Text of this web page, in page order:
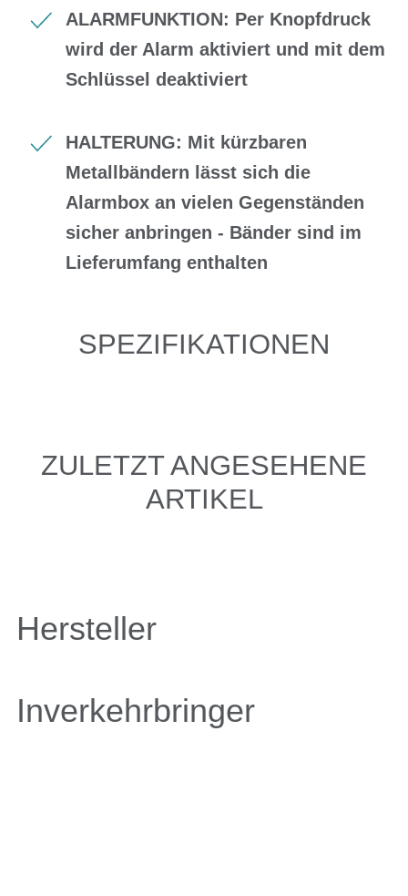
ALARMFUNKTION: Per Knopfdruck
wird der Alarm aktiviert und mit dem
Schlüssel deaktiviert
HALTERUNG: Mit kürzbaren
Metallbändern lässt sich die
Alarmbox an vielen Gegenständen
sicher anbringen - Bänder sind im
Lieferumfang enthalten
SPEZIFIKATIONEN
ZULETZT ANGESEHENE
ARTIKEL
Hersteller
Inverkehrbringer